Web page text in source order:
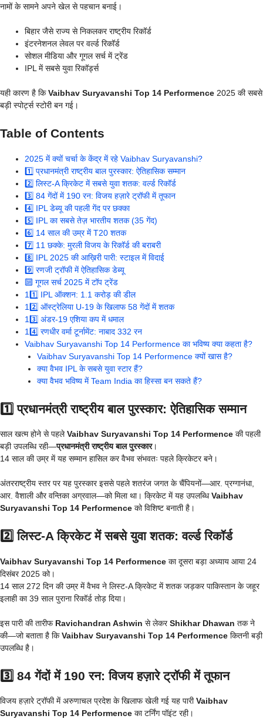
नामों के सामने अपने खेल से पहचान बनाई।
बिहार जैसे राज्य से निकलकर राष्ट्रीय रिकॉर्ड
इंटरनेशनल लेवल पर वर्ल्ड रिकॉर्ड
सोशल मीडिया और गूगल सर्च में ट्रेंड
IPL में सबसे युवा रिकॉर्ड्स
यही कारण है किVaibhav Suryavanshi Top 14 Performence 2025 की सबसे
बड़ी स्पोर्ट्स स्टोरी बन गई।
Table of Contents
2025 में क्यों चर्चा के केंद्र में रहे Vaibhav Suryavanshi?
1️⃣ प्रधानमंत्री राष्ट्रीय बाल पुरस्कार: ऐतिहासिक सम्मान
2️⃣ लिस्ट-A क्रिकेट में सबसे युवा शतक: वर्ल्ड रिकॉर्ड
3️⃣ 84 गेंदों में 190 रन: विजय हज़ारे ट्रॉफी में तूफान
4️⃣ IPL डेब्यू की पहली गेंद पर छक्का
5️⃣ IPL का सबसे तेज़ भारतीय शतक (35 गेंद)
6️⃣ 14 साल की उम्र में T20 शतक
7️⃣ 11 छक्के: मुरली विजय के रिकॉर्ड की बराबरी
8️⃣ IPL 2025 की आख़िरी पारी: स्टाइल में विदाई
9️⃣ रणजी ट्रॉफी में ऐतिहासिक डेब्यू
🔟 गूगल सर्च 2025 में टॉप ट्रेंड
11️⃣ IPL ऑक्शन: 1.1 करोड़ की डील
12️⃣ ऑस्ट्रेलिया U-19 के खिलाफ 58 गेंदों में शतक
13️⃣ अंडर-19 एशिया कप में धमाल
14️⃣ रणधीर वर्मा टूर्नामेंट: नाबाद 332 रन
Vaibhav Suryavanshi Top 14 Performence का भविष्य क्या कहता है?
Vaibhav Suryavanshi Top 14 Performence क्यों खास है?
क्या वैभव IPL के सबसे युवा स्टार हैं?
क्या वैभव भविष्य में Team India का हिस्सा बन सकते हैं?
1️⃣ प्रधानमंत्री राष्ट्रीय बाल पुरस्कार: ऐतिहासिक सम्मान
साल खत्म होने से पहलेVaibhav Suryavanshi Top 14 Performence की पहली
बड़ी उपलब्धि रही—प्रधानमंत्री राष्ट्रीय बाल पुरस्कार।
14 साल की उम्र में यह सम्मान हासिल कर वैभव संभवतः पहले क्रिकेटर बने।
अंतरराष्ट्रीय स्तर पर यह पुरस्कार इससे पहले शतरंज जगत के चैंपियनों—आर. प्रग्गानंधा,
आर. वैशाली और वन्तिका अग्रवाल—को मिला था। क्रिकेट में यह उपलब्धिVaibhav
Suryavanshi Top 14 Performence को विशिष्ट बनाती है।
2️⃣ लिस्ट-A क्रिकेट में सबसे युवा शतक: वर्ल्ड रिकॉर्ड
Vaibhav Suryavanshi Top 14 Performence का दूसरा बड़ा अध्याय आया 24
दिसंबर 2025 को।
14 साल 272 दिन की उम्र में वैभव ने लिस्ट-A क्रिकेट में शतक जड़कर पाकिस्तान के जहूर
इलाही का 39 साल पुराना रिकॉर्ड तोड़ दिया।
इस पारी की तारीफ Ravichandran Ashwin से लेकरShikhar Dhawan तक ने
की—जो बताता है किVaibhav Suryavanshi Top 14 Performence कितनी बड़ी
उपलब्धि है।
3️⃣ 84 गेंदों में 190 रन: विजय हज़ारे ट्रॉफी में तूफान
विजय हज़ारे ट्रॉफी में अरुणाचल प्रदेश के खिलाफ खेली गई यह पारीVaibhav
Suryavanshi Top 14 Performence का टर्निंग पॉइंट रही।